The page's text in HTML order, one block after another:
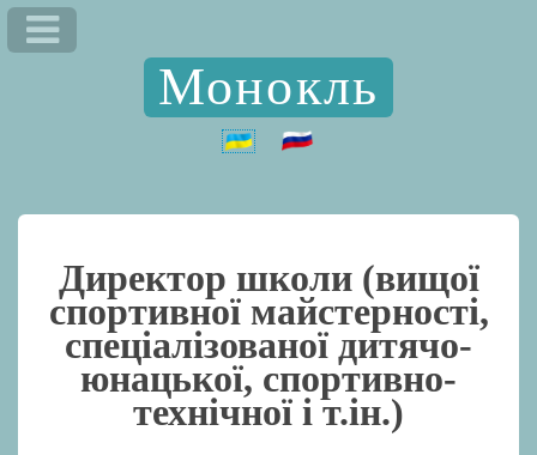
Монокль
Директор школи (вищої
спортивної майстерності,
спеціалізованої дитячо-
юнацької, спортивно-
технічної і т.ін.)